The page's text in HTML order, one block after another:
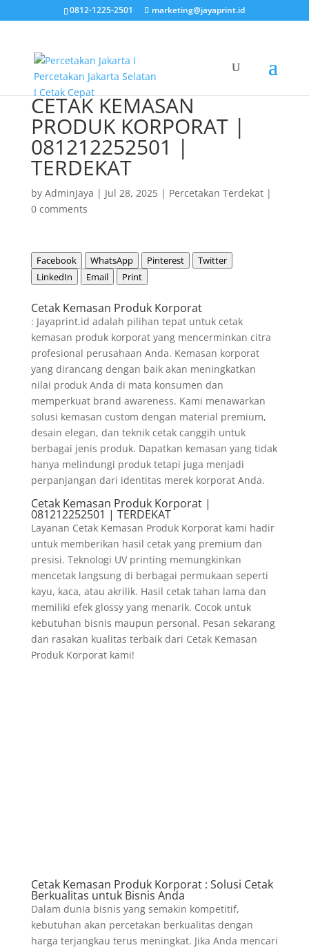
0812-1225-2501 marketing@jayaprint.id
CETAK KEMASAN
PRODUK KORPORAT |
081212252501 |
TERDEKAT
by AdminJaya | Jul 28, 2025| Percetakan Terdekat|
0 comments
Facebook WhatsApp Pinterest
Twitter
LinkedIn
Email Print
Cetak Kemasan Produk Korporat
: Jayaprint.id adalah pilihan tepat untuk cetak
kemasan produk korporat yang mencerminkan citra
profesional perusahaan Anda. Kemasan korporat
yang dirancang dengan baik akan meningkatkan
nilai produk Anda di mata konsumen dan
memperkuat brand awareness. Kami menawarkan
solusi kemasan custom dengan material premium,
desain elegan, dan teknik cetak canggih untuk
berbagai jenis produk. Dapatkan kemasan yang tidak
hanya melindungi produk tetapi juga menjadi
perpanjangan dari identitas merek korporat Anda.
Cetak Kemasan Produk Korporat |
081212252501 | TERDEKAT
Layanan Cetak Kemasan Produk Korporat kami hadir
untuk memberikan hasil cetak yang premium dan
presisi. Teknologi UV printing memungkinkan
mencetak langsung di berbagai permukaan seperti
kayu, kaca, atau akrilik. Hasil cetak tahan lama dan
memiliki efek glossy yang menarik. Cocok untuk
kebutuhan bisnis maupun personal. Pesan sekarang
dan rasakan kualitas terbaik dari Cetak Kemasan
Produk Korporat kami!
Cetak Kemasan Produk Korporat : Solusi Cetak
Berkualitas untuk Bisnis Anda
Dalam dunia bisnis yang semakin kompetitif,
kebutuhan akan percetakan berkualitas dengan
harga terjangkau terus meningkat. Jika Anda mencari